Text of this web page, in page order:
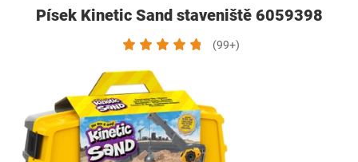
Písek Kinetic Sand staveniště 6059398
(99+)